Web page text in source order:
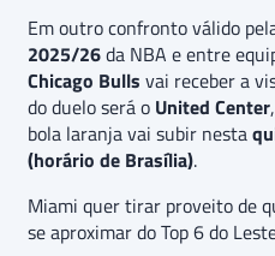
Em outro confronto válido
2025/26da NBA e entre
Chicago Bulls vai receber a
do duelo será o United Center
bola laranja vai subir nesta
(horário de Brasília).
Miami quer tirar proveito de
se aproximar do Top 6 do